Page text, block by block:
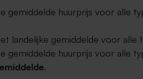
gemiddelde huurprijs voor alle
landelijke gemiddelde voor alle
gemiddelde huurprijs voor alle
.